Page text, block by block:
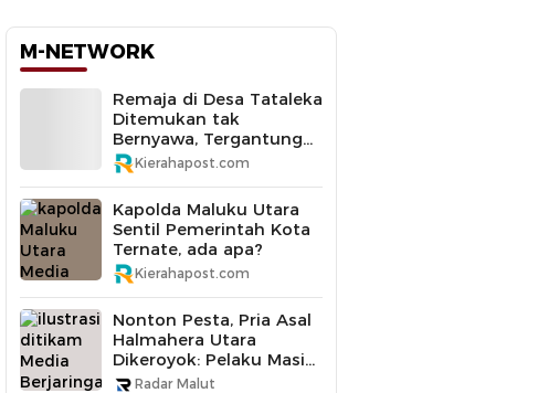
M-NETWORK
Remaja di Desa Tataleka
Ditemukan tak
Bernyawa, Tergantung
di Pohon Mangga
Kierahapost.com
Kapolda Maluku Utara
Sentil Pemerintah Kota
Ternate, ada apa?
Kierahapost.com
Nonton Pesta, Pria Asal
Halmahera Utara
Dikeroyok: Pelaku Masih
Buron
Radar Malut